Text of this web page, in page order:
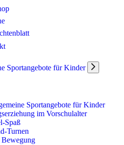
Sportangebote für Kinder
Sportangebote für Kinder
im Vorschulalter
Spaß
Turnen